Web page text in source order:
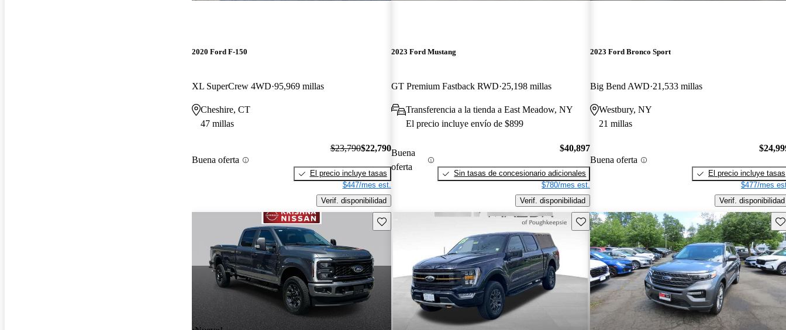
2020 Ford F-150
XL SuperCrew 4WD 95,969 millas
Cheshire, CT
47 millas
Buena oferta
$23,790$22,790
El precio incluye tasas
$447/mes est.
Verif. disponibilidad
2023 Ford Mustang
GT Premium Fastback RWD 25,198 millas
Transferencia a la tienda a East Meadow, NY
El precio incluye envío de $899
Buena
oferta
$40,897
Sin tasas de concesionario adicionales
$780/mes est.
Verif. disponibilidad
2023 Ford Bronco Sport
Big Bend AWD 21,533 millas
Westbury, NY
21 millas
Buena oferta
El precio incluye tasas
$477/mes
Verif. disponibilidad
Guarda este Aviso Guarda este Aviso